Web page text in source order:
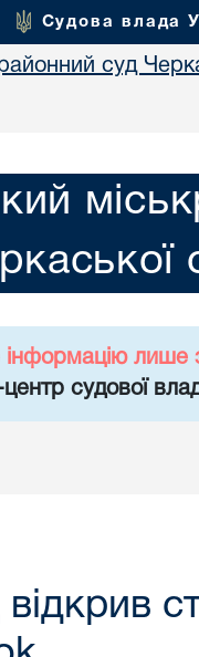
Судова влада
суд
лише
судової